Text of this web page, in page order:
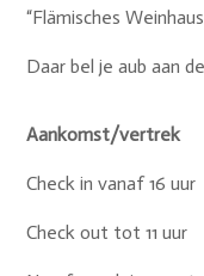
“Flämisches
Daar bel je aub aan
Aankomst/vertrek
Check in vanaf 16 uur
Check out tot 11 uur